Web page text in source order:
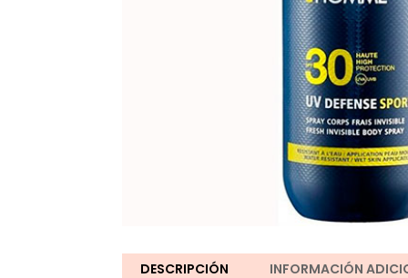
DESCRIPCIÓN INFORMACIÓN